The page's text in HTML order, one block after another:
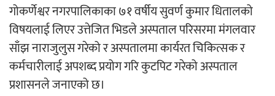
चलचित्र ‘माया भनेकै यस्तो होला’को शीर्ष गीत
सार्वजनिक
गोकर्णेश्वर नगरपालिकाका ७१ वर्षीय सुवर्ण कुमार धितालको
विषयलाई लिएर उत्तेजित भिडले अस्पताल परिसरमा मंगलवार
साँझ नाराजुलुस गरेको र अस्पतालमा कार्यरत चिकित्सक र
कर्मचारीलाई अपशब्द प्रयोग गरि कुटपिट गरेको अस्पताल
प्रशासनले जनाएको छ।